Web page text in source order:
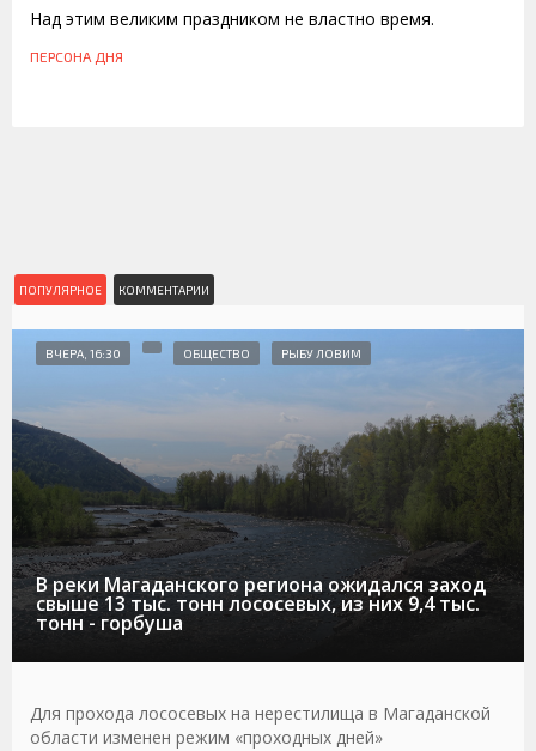
Над этим великим праздником не властно время.
ПЕРСОНА ДНЯ
ПОПУЛЯРНОЕ КОММЕНТАРИИ
В реки Магаданского региона ожидался заход
свыше 13 тыс. тонн лососевых, из них 9,4 тыс.
тонн - горбуша
ВЧЕРА, 16:30 ОБЩЕСТВО РЫБУ ЛОВИМ
Для прохода лососевых на нерестилища в Магаданской
области изменен режим «проходных дней»